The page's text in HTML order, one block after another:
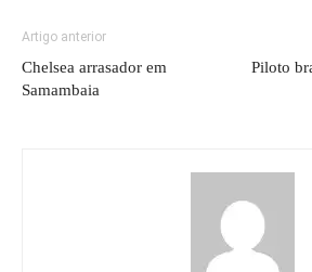
Artigo anterior
Chelsea arrasador em
Samambaia
Piloto